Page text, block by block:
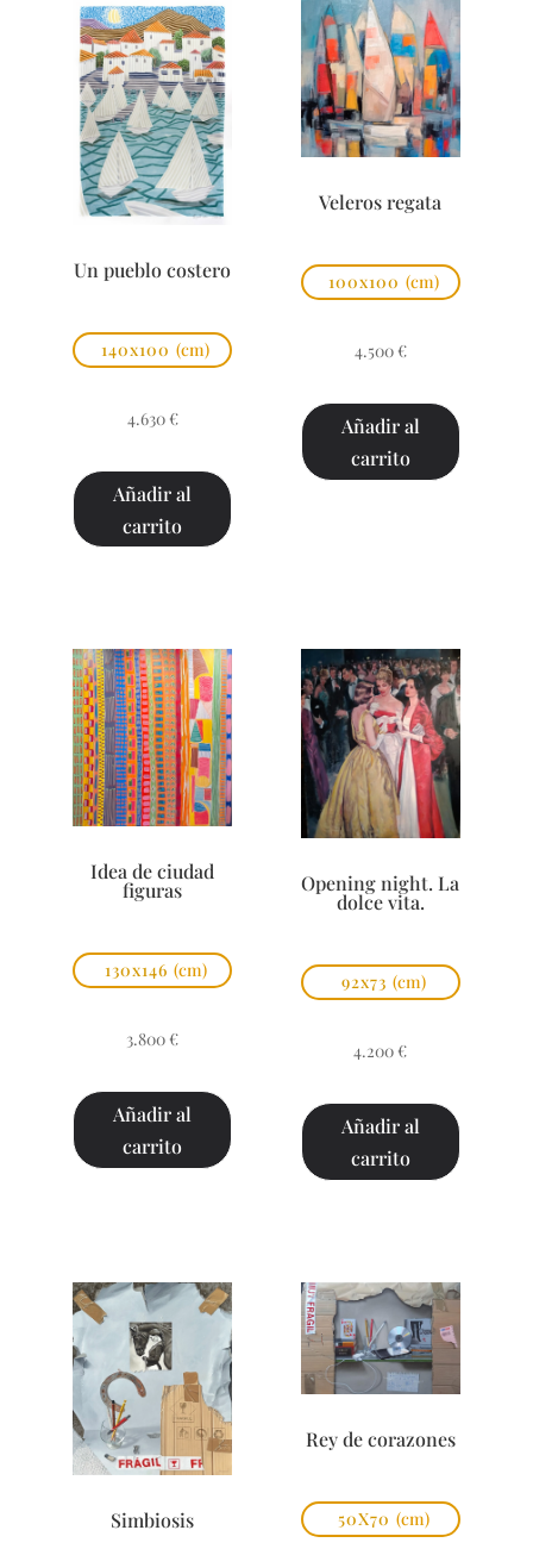
Un pueblo costero
140x100 (cm)
4.630 €
Añadir al
carrito
Veleros regata
100x100 (cm)
4.500 €
Añadir al
carrito
Idea de ciudad
figuras
130x146 (cm)
3.800 €
Añadir al
carrito
Opening night. La
dolce vita.
92x73 (cm)
4.200 €
Añadir al
carrito
Simbiosis
Rey de corazones
50X70 (cm)